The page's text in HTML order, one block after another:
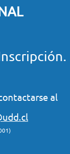
al